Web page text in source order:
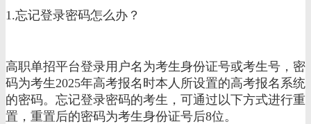
1.忘记登录密码怎么办？
高职单招平台登录用户名为考生身份证号或考生号，密
码为考生2025年高考报名时本人所设置的高考报名系统
的密码。忘记登录密码的考生，可通过以下方式进行重
置，重置后的密码为考生身份证号后8位。